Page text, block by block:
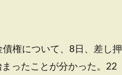
権について、8日、差し押
ったことが分かった。22